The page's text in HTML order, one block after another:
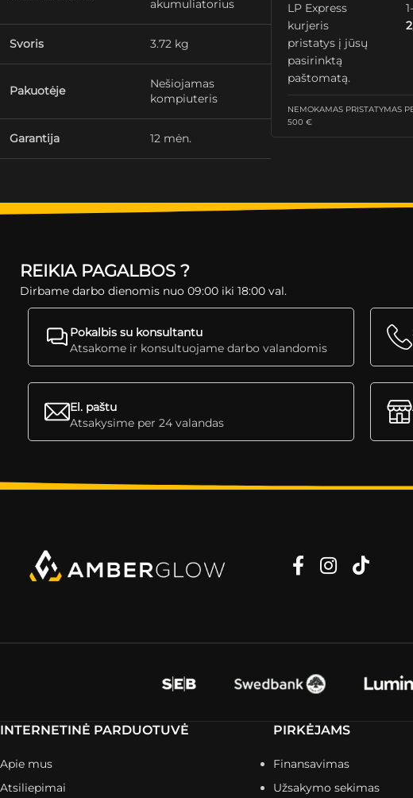
akumuliatorius
Svoris 3.72 kg
Pakuotėje
Nešiojamas
kompiuteris
Garantija 12 mėn.
LP Express
kurjeris
pristatys į jūsų
pasirinktą
paštomatą.
NEMOKAMAS PRISTATYMAS
500 €
REIKIA PAGALBOS ?
Dirbame darbo dienomis nuo 09:00 iki 18:00 val.
Pokalbis su konsultantu
Atsakome ir konsultuojame darbo valandomis
El. paštu
Atsakysime per 24 valandas
INTERNETINĖ PARDUOTUVĖ
Apie mus
Atsiliepimai
PIRKĖJAMS
Finansavimas
Užsakymo sekimas